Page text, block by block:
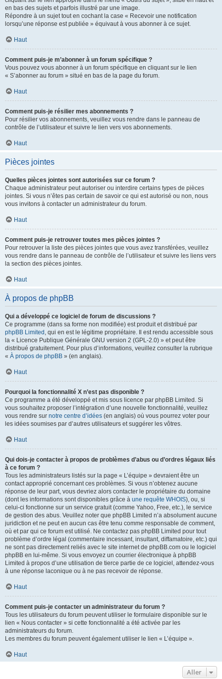
en bas des sujets et parfois illustré par une image.
Répondre à un sujet tout en cochant la case « Recevoir une notification
lorsqu’une réponse est publiée » équivaut à vous abonner à ce sujet.
Haut
Comment puis-je m’abonner à un forum spécifique ?
Vous pouvez vous abonner à un forum spécifique en cliquant sur le lien
« S’abonner au forum » situé en bas de la page du forum.
Haut
Comment puis-je résilier mes abonnements ?
Pour résilier vos abonnements, veuillez vous rendre dans le panneau de
contrôle de l’utilisateur et suivre le lien vers vos abonnements.
Haut
Pièces jointes
Quelles pièces jointes sont autorisées sur ce forum ?
Chaque administrateur peut autoriser ou interdire certains types de pièces
jointes. Si vous n’êtes pas certain de savoir ce qui est autorisé ou non, nous
vous invitons à contacter un administrateur du forum.
Haut
Comment puis-je retrouver toutes mes pièces jointes ?
Pour retrouver la liste des pièces jointes que vous avez transférées, veuillez
vous rendre dans le panneau de contrôle de l’utilisateur et suivre les liens vers
la section des pièces jointes.
Haut
À propos de phpBB
Qui a développé ce logiciel de forum de discussions ?
Ce programme (dans sa forme non modifiée) est produit et distribué par
phpBB Limited , qui en est le légitime propriétaire. Il est rendu accessible sous
la « Licence Publique Générale GNU version 2 (GPL-2.0) » et peut être
distribué gratuitement. Pour plus d’informations, veuillez consulter la rubrique
« À propos de phpBB » (en anglais).
Haut
Pourquoi la fonctionnalité X n’est pas disponible ?
Ce programme a été développé et mis sous licence par phpBB Limited. Si
vous souhaitez proposer l’intégration d’une nouvelle fonctionnalité, veuillez
vous rendre sur notre centre d’idées (en anglais) où vous pourrez voter pour
les idées soumises par d’autres utilisateurs et suggérer les vôtres.
Haut
Qui dois-je contacter à propos de problèmes d’abus ou d’ordres légaux liés
à ce forum ?
Tous les administrateurs listés sur la page « L’équipe » devraient être un
contact approprié concernant ces problèmes. Si vous n’obtenez aucune
réponse de leur part, vous devriez alors contacter le propriétaire du domaine
(dont les informations sont disponibles grâce à une requête WHOIS), ou, si
celui-ci fonctionne sur un service gratuit (comme Yahoo, Free, etc.), le service
de gestion des abus. Veuillez noter que phpBB Limited n’a absolument aucune
juridiction et ne peut en aucun cas être tenu comme responsable de comment,
où et par qui ce forum est utilisé. Ne contactez pas phpBB Limited pour tout
problème d’ordre légal (commentaire incessant, insultant, diffamatoire, etc.) qui
ne sont pas directement reliés avec le site internet de phpBB.com ou le logiciel
phpBB en lui-même. Si vous envoyez un courrier électronique à phpBB
Limited à propos d’une utilisation de tierce partie de ce logiciel, attendez-vous
à une réponse laconique ou à ne pas recevoir de réponse.
Haut
Comment puis-je contacter un administrateur du forum ?
Tous les utilisateurs du forum peuvent utiliser le formulaire disponible sur le
lien « Nous contacter » si cette fonctionnalité a été activée par les
administrateurs du forum.
Les membres du forum peuvent également utiliser le lien « L’équipe ».
Haut
Aller